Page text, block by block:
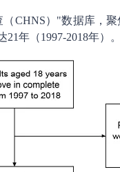
CHNS）"数据库，
年（1997-2018年）。